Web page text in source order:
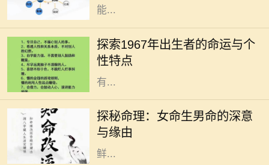
能...
探索1967年出生者的命运与个
性特点
1967年，正值中国文化大革命的风起
云涌之际，这一年的出生者常被称为
“火羊”。与其他年份的命理学特点相
比，火羊年的人在性格与命运上都
有...
探秘命理：女命生男命的深意
与缘由
在中国传统命理学中，命理是研究一
个人命运的学问，其中包含了阴阳五
行、生辰八字等深奥的理论。而“女
命生男命”这一说法，深入人心，却
鲜...
2000年是一个特别的年份，这一年出